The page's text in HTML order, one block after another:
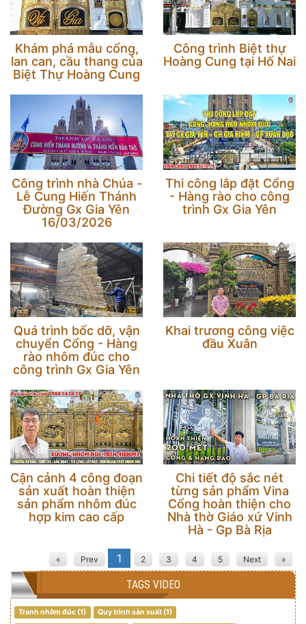
Khám phá mẫu cổng,
lan can, cầu thang của
Biệt Thự Hoàng Cung
Công trình Biệt thự
Hoàng Cung tại Hố Nai
Công trình nhà Chúa -
Lễ Cung Hiến Thánh
Đường Gx Gia Yên
16/03/2026
Thi công lắp đặt Cổng
- Hàng rào cho công
trình Gx Gia Yên
Quá trình bốc dỡ, vận
chuyển Cổng - Hàng
rào nhôm đúc cho
công trình Gx Gia Yên
Khai trương công việc
đầu Xuân
Cận cảnh 4 công đoạn
sản xuất hoàn thiện
sản phẩm nhôm đúc
hợp kim cao cấp
Chi tiết độ sắc nét
từng sản phẩm Vina
Cổng hoàn thiện cho
Nhà thờ Giáo xứ Vinh
Hà - Gp Bà Rịa
« Prev 1 2 3 4 5 Next »
TAGS VIDEO
Tranh nhôm đúc (1)
Quy trình sản xuất (1)